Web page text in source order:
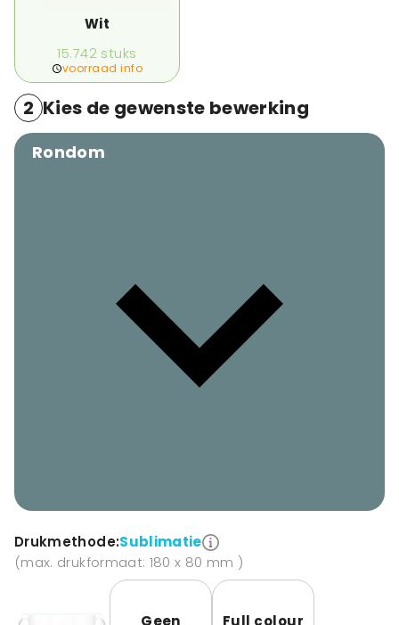
Wit
15.742 stuks
voorraad info
2 Kies de gewenste bewerking
Rondom
Drukmethode:Sublimatie
(max. drukformaat: 180 x 80 mm )
Geen Full colour